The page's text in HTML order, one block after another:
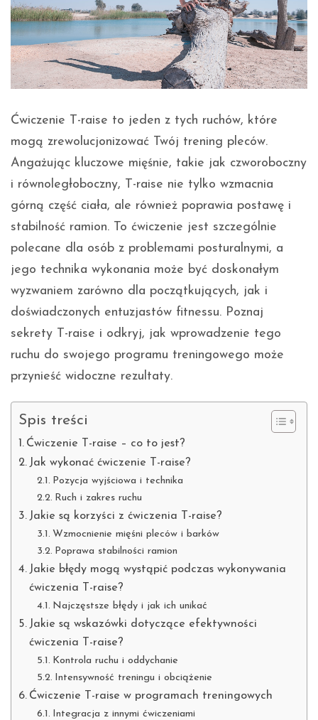
Ćwiczenie T-raise to jeden z tych ruchów, które
mogą zrewolucjonizować Twój trening pleców.
Angażując kluczowe mięśnie, takie jak czworoboczny
i równoległoboczny, T-raise nie tylko wzmacnia
górną część ciała, ale również poprawia postawę i
stabilność ramion. To ćwiczenie jest szczególnie
polecane dla osób z problemami posturalnymi, a
jego technika wykonania może być doskonałym
wyzwaniem zarówno dla początkujących, jak i
doświadczonych entuzjastów fitnessu. Poznaj
sekrety T-raise i odkryj, jak wprowadzenie tego
ruchu do swojego programu treningowego może
przynieść widoczne rezultaty.
Spis treści
Ćwiczenie T-raise – co to jest?
Jak wykonać ćwiczenie T-raise?
Pozycja wyjściowa i technika
Ruch i zakres ruchu
Jakie są korzyści z ćwiczenia T-raise?
Wzmocnienie mięśni pleców i barków
Poprawa stabilności ramion
Jakie błędy mogą wystąpić podczas wykonywania
ćwiczenia T-raise?
Najczęstsze błędy i jak ich unikać
Jakie są wskazówki dotyczące efektywności
ćwiczenia T-raise?
Kontrola ruchu i oddychanie
Intensywność treningu i obciążenie
Ćwiczenie T-raise w programach treningowych
Integracja z innymi ćwiczeniami